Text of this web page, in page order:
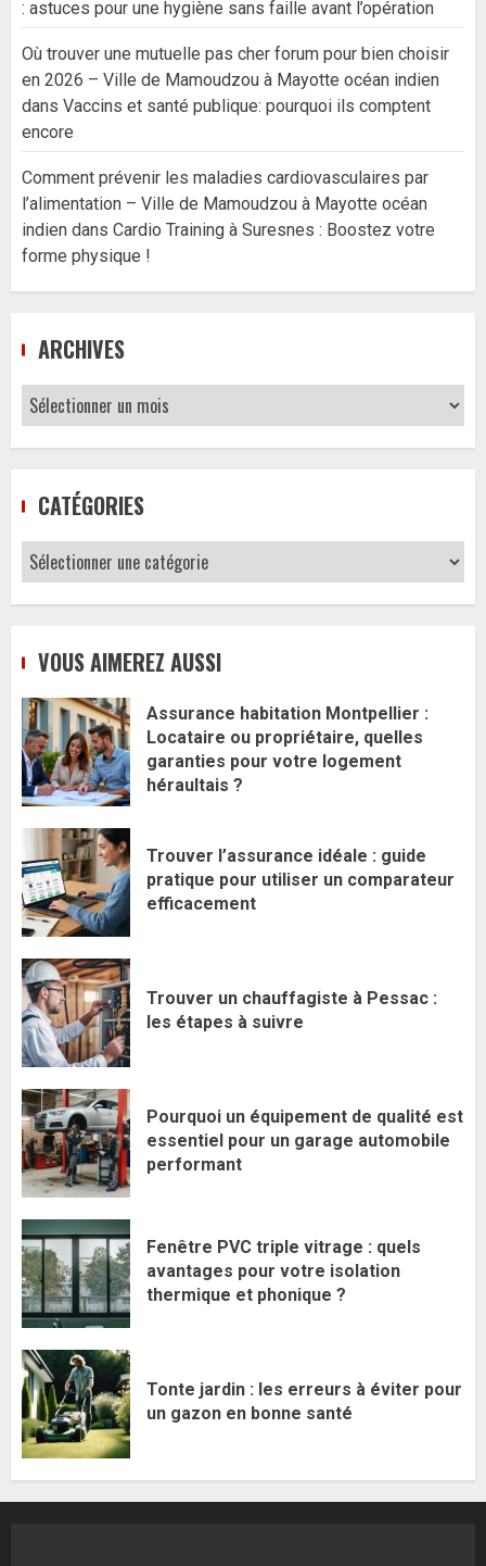
: astuces pour une hygiène sans faille avant l’opération
Où trouver une mutuelle pas cher forum pour bien choisir
en 2026 – Ville de Mamoudzou à Mayotte océan indien
dans Vaccins et santé publique: pourquoi ils comptent
encore
Comment prévenir les maladies cardiovasculaires par
l’alimentation – Ville de Mamoudzou à Mayotte océan
indien dans Cardio Training à Suresnes : Boostez votre
forme physique !
ARCHIVES
Archives
CATÉGORIES
Catégories
VOUS AIMEREZ AUSSI
Assurance habitation Montpellier :
Locataire ou propriétaire, quelles
garanties pour votre logement
héraultais ?
Trouver l’assurance idéale : guide
pratique pour utiliser un comparateur
efficacement
Trouver un chauffagiste à Pessac :
les étapes à suivre
Pourquoi un équipement de qualité est
essentiel pour un garage automobile
performant
Fenêtre PVC triple vitrage : quels
avantages pour votre isolation
thermique et phonique ?
Tonte jardin : les erreurs à éviter pour
un gazon en bonne santé